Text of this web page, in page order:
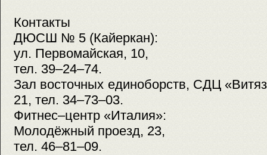
Контакты
ДЮСШ № 5 (Кайеркан):
ул. Первомайская, 10,
тел. 39–24–74.
Зал восточных единоборств, СДЦ
21, тел. 34–73–03.
Фитнес–центр «Италия»:
Молодёжный проезд, 23,
тел. 46–81–09.